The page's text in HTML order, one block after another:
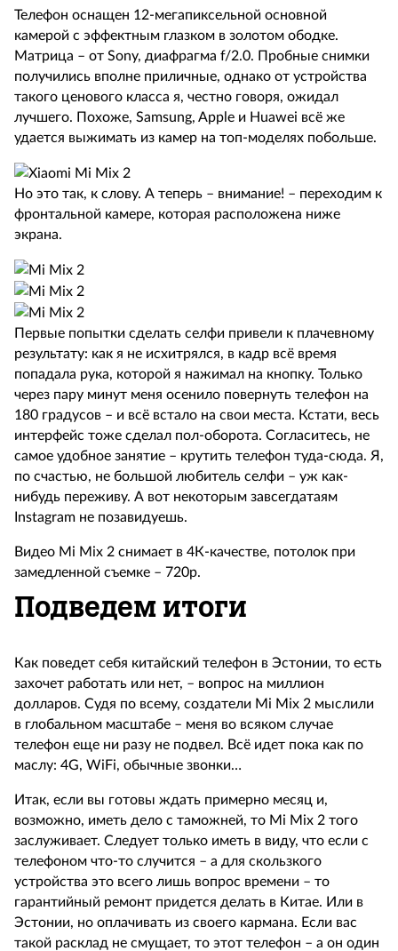
Телефон оснащен 12-мегапиксельной основной
камерой с эффектным глазком в золотом ободке.
Матрица – от Sony, диафрагма f/2.0. Пробные снимки
получились вполне приличные, однако от устройства
такого ценового класса я, честно говоря, ожидал
лучшего. Похоже, Samsung, Apple и Huawei всё же
удается выжимать из камер на топ-моделях побольше.
Но это так, к слову. А теперь – внимание! – переходим к
фронтальной камере, которая расположена ниже
экрана.
Первые попытки сделать селфи привели к плачевному
результату: как я не исхитрялся, в кадр всё время
попадала рука, которой я нажимал на кнопку. Только
через пару минут меня осенило повернуть телефон на
180 градусов – и всё встало на свои места. Кстати, весь
интерфейс тоже сделал пол-оборота. Согласитесь, не
самое удобное занятие – крутить телефон туда-сюда. Я,
по счастью, не большой любитель селфи – уж как-
нибудь переживу. А вот некоторым завсегдатаям
Instagram не позавидуешь.
Видео Mi Mix 2 снимает в 4К-качестве, потолок при
замедленной съемке – 720р.
Подведем итоги
Как поведет себя китайский телефон в Эстонии, то есть
захочет работать или нет, – вопрос на миллион
долларов. Судя по всему, создатели Mi Mix 2 мыслили
в глобальном масштабе – меня во всяком случае
телефон еще ни разу не подвел. Всё идет пока как по
маслу: 4G, WiFi, обычные звонки…
Итак, если вы готовы ждать примерно месяц и,
возможно, иметь дело с таможней, то Mi Mix 2 того
заслуживает. Следует только иметь в виду, что если с
телефоном что-то случится – а для скользкого
устройства это всего лишь вопрос времени – то
гарантийный ремонт придется делать в Китае. Или в
Эстонии, но оплачивать из своего кармана. Если вас
такой расклад не смущает, то этот телефон – а он один